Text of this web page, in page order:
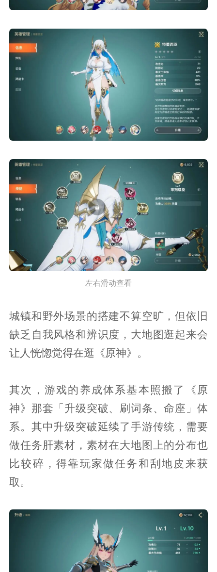
左右滑动查看
城镇和野外场景的搭建不算空旷，但依旧
缺乏自我风格和辨识度，大地图逛起来会
让人恍惚觉得在逛《原神》。
其次，游戏的养成体系基本照搬了《原
神》那套「升级突破、刷词条、命座」体
系。其中升级突破延续了手游传统，需要
做任务肝素材，素材在大地图上的分布也
比较碎，得靠玩家做任务和刮地皮来获
取。